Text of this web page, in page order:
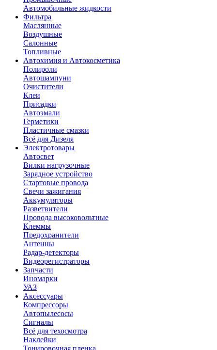
Автомобильные жидкости
Фильтра
Маслянные
Воздушные
Салонные
Топливные
Автохимия и Автокосметика
Полироли
Автошампуни
Очистители
Клеи
Присадки
Автоэмали
Герметики
Пластичные смазки
Всё для Дизеля
Электротовары
Автосвет
Вилки нагрузочные
Зарядное устройство
Стартовые провода
Свечи зажигания
Аккумуляторы
Разветвители
Провода высоковольтные
Клеммы
Предохранители
Антенны
Радар-детекторы
Видеорегистраторы
Запчасти
Иномарки
УАЗ
Аксесcуары
Компрессоры
Автопылесосы
Сигналы
Всё для техосмотра
Наклейки
Тонировочная пленка